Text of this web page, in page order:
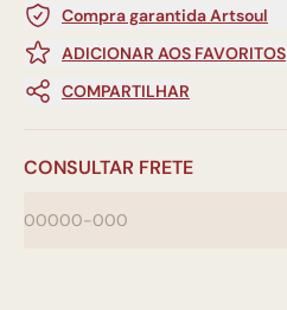
Compra garantida Artsoul
ADICIONAR AOS FAVORITOS
COMPARTILHAR
CONSULTAR FRETE